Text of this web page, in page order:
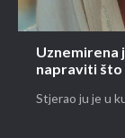
Uznemirena
napraviti što
Stjerao ju je u